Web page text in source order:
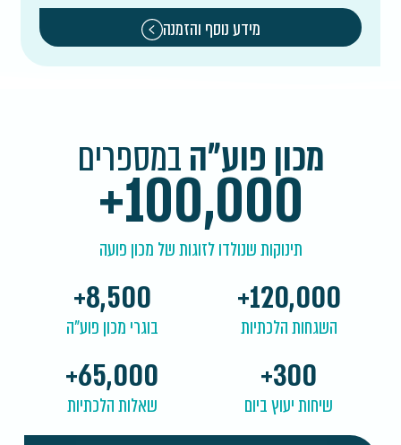
מידע נוסף והזמנה
מכון פוע"הבמספרים
תינוקות שנולדו לזוגות של מכון פועה
100,000
+
השגחות הלכתיות
120,000
+
שיחות יעוץ ביום
300
+
בוגרי מכון פוע"ה
8,500
+
שאלות הלכתיות
65,000
+